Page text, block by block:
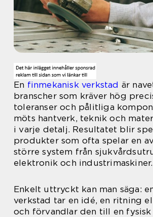
En finmekanisk verkstad är
branscher som kräver hög
toleranser och pålitliga
möts hantverk, teknik och
i varje detalj. Resultatet blir
produkter som ofta spelar en
större system från
elektronik och industrimaskiner.
Enkelt uttryckt kan man säga:
verkstad tar en idé, en ritning
och förvandlar den till en